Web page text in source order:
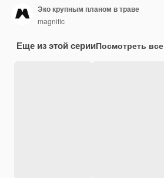
Эко крупным планом в траве
magnific
Еще из этой серииПосмотреть все